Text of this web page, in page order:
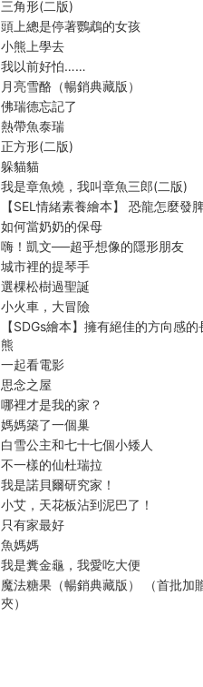
三角形(二版)
頭上總是停著鸚鵡的女孩
小熊上學去
我以前好怕……
月亮雪酪（暢銷典藏版）
佛瑞德忘記了
熱帶魚泰瑞
正方形(二版)
躲貓貓
我是章魚燒，我叫章魚三郎(二版)
【SEL情緒素養繪本】 恐龍怎麼發
如何當奶奶的保母
嗨！凱文──超乎想像的隱形朋友
城市裡的提琴手
選棵松樹過聖誕
小火車，大冒險
【SDGs繪本】擁有絕佳的方向感
熊
一起看電影
思念之屋
哪裡才是我的家？
媽媽築了一個巢
白雪公主和七十七個小矮人
不一樣的仙杜瑞拉
我是諾貝爾研究家！
小艾，天花板沾到泥巴了！
只有家最好
魚媽媽
我是糞金龜，我愛吃大便
魔法糖果（暢銷典藏版） （首批加
夾）